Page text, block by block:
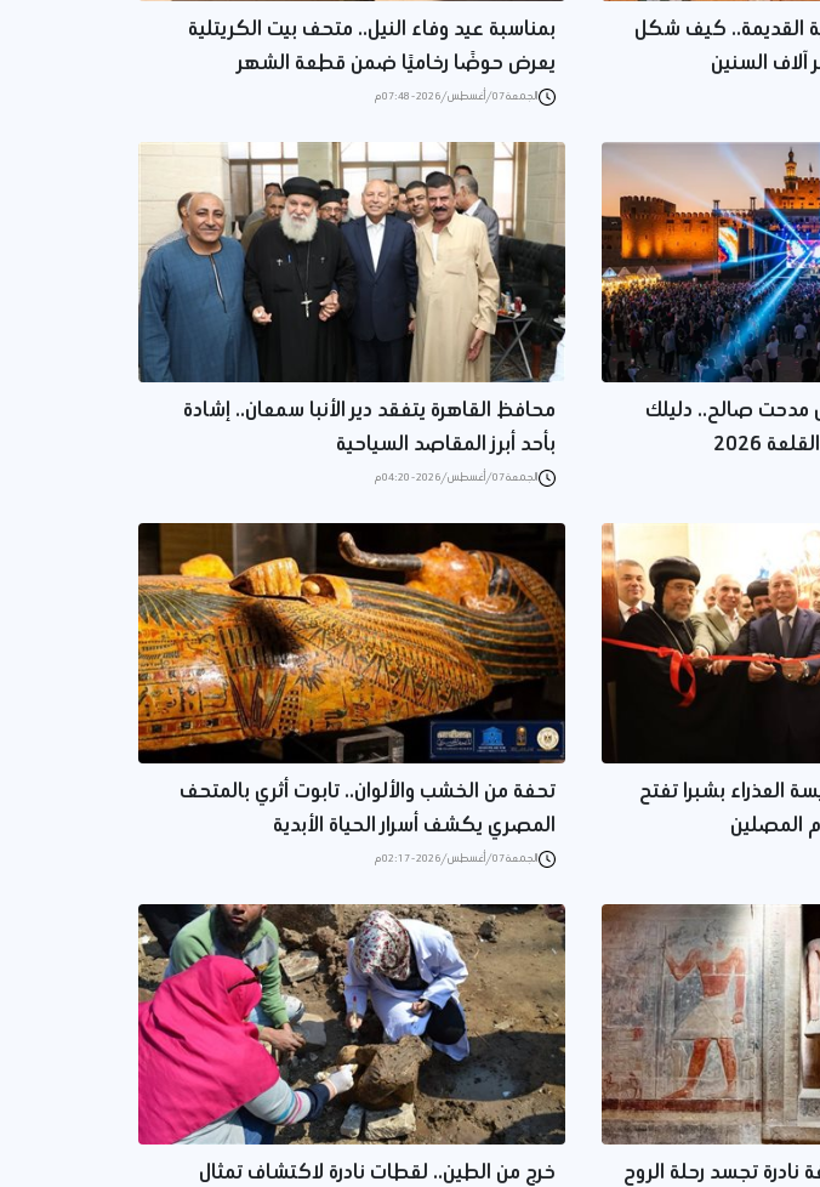
القديمة.. كيف شكل
آلاف السنين
بمناسبة عيد وفاء النيل.. متحف بيت الكريتلية
يعرض حوضًا رخاميًا ضمن قطعة الشهر
الجمعة 07/أغسطس/2026 - 07:48 م
مدحت صالح.. دليلك
2026
محافظ القاهرة يتفقد دير الأنبا سمعان.. إشادة
بأحد أبرز المقاصد السياحية
الجمعة 07/أغسطس/2026 - 04:20 م
العذراء بشبرا تفتح
المصلين
تحفة من الخشب والألوان.. تابوت أثري بالمتحف
المصري يكشف أسرار الحياة الأبدية
الجمعة 07/أغسطس/2026 - 02:17 م
نادرة تجسد رحلة الروح
خرج من الطين.. لقطات نادرة لاكتشاف تمثال